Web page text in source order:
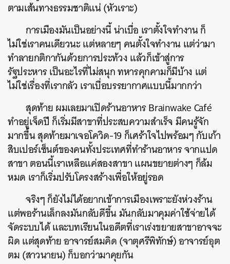
ตามเส้นทางธรรมชาติแน่ (หัวเราะ)
การเมืองมันเป็นอย่างนี้ น่าเบื่อ เราตั้งใจทำงาน ก็
ไม่ใช่เราคนเดียวนะ แต่หลายๆ คนตั้งใจทำงาน แต่ว่ามา
ทำลายกติกากันด้วยการประท้วง แล้วก็เข้าสู่การ
รัฐประหาร เป็นอะไรที่ไม่สนุก ทหารคุกคามก็มีบ้าง แต่
ไม่ใช่เรื่องที่เรากลัว เราเบื่อบรรยากาศแบบนี้มากกว่า
สุดท้าย ผมเลยมาเปิดร้านอาหาร Brainwake Café
ทำอยู่เจ็ดปี ก็เริ่มมีสาขาที่ประสบความสำเร็จ มีคนรู้จัก
มากขึ้น สุดท้ายมาเจอโควิด-19 ก็เศร้าใจไปพร้อมๆ กับเก้า
สิบเปอร์เซ็นต์ของคนทั้งประเทศที่ทำร้านอาหาร จากแปด
สาขา ตอนนี้เราเหลือแค่สองสาขา แผนขยายต่างๆ ก็ล้ม
หมด เราก็เริ่มปรับโครงสร้างเพื่อให้อยู่รอด
จริงๆ ก็ยังไม่ได้อยากเข้าการเมืองเพราะยังห่วงร้าน
แต่พอร้านเล็กลงมันกลับดีขี้น มันกลับมาคุมค่าใช้จ่ายได้
จัดระบบได้ และบทเรียนในอดีตที่เราเร่งขยายสาขาอาจจะ
ผิด แต่สุดท้าย อาจารย์สมคิด (จาตุศรีพิทักษ์) อาจารย์อุต
ตม (สาวนายน) ก็บอกว่ามาคุยกัน